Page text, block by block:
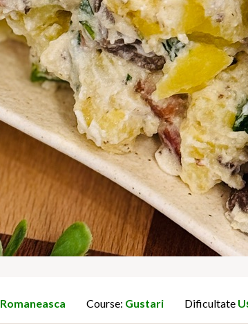
Romaneasca Course: Gustari Dificultate